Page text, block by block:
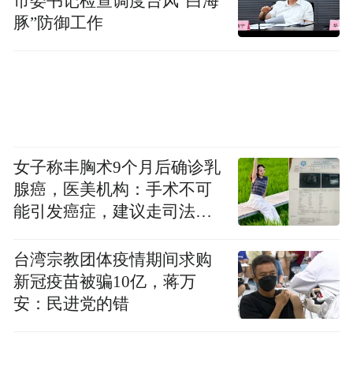
豚”防御工作
女子称丰胸术9个月后确诊乳
腺癌，医美机构：手术不可
能引发癌症，建议走司法途
台湾宗教团体疫情期间求购
新冠疫苗被骗10亿，蒋万
安：民进党的错